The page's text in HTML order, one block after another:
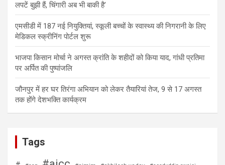
लपटें बुझी हैं, चिंगारी अब भी बाकी है’
एमसीडी में 187 नई नियुक्तियां, स्कूली बच्चों के स्वास्थ्य की निगरानी के लिए
मेडिकल स्क्रीनिंग पोर्टल शुरू
भाजपा किसान मोर्चा ने अगस्त क्रांति के शहीदों को किया याद, गांधी प्रतिमा
पर अर्पित की पुष्पांजलि
जौनपुर में हर घर तिरंगा अभियान को लेकर तैयारियां तेज, 9 से 17 अगस्त
तक होंगे देशभक्ति कार्यक्रम
Tags